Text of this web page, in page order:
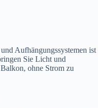
und Aufhängungssystemen ist
Sie Licht und
ohne Strom zu